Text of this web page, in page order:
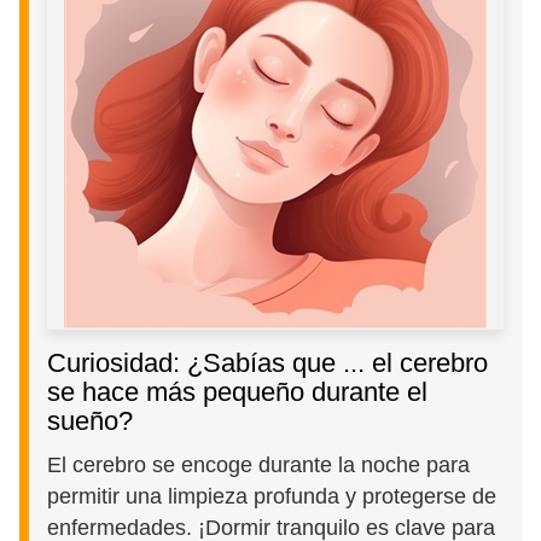
Curiosidad: ¿Sabías que ... el cerebro
se hace más pequeño durante el
sueño?
El cerebro se encoge durante la noche para
permitir una limpieza profunda y protegerse de
enfermedades. ¡Dormir tranquilo es clave para